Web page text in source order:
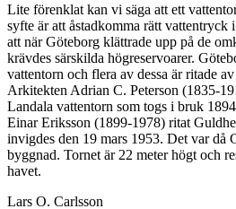
Lite förenklat kan vi säga att ett
syfte är att åstadkomma rätt vattentryck
att när Göteborg klättrade upp på de
krävdes särskilda högreservoarer.
vattentorn och flera av dessa är ritade
Arkitekten Adrian C. Peterson (1835-
Landala vattentorn som togs i bruk
Einar Eriksson (1899-1978) ritat
invigdes den 19 mars 1953. Det var då
byggnad. Tornet är 22 meter högt och
havet.
Lars O. Carlsson